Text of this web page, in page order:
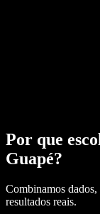
Por que
Guapé?
Combinamos
resultados reais.